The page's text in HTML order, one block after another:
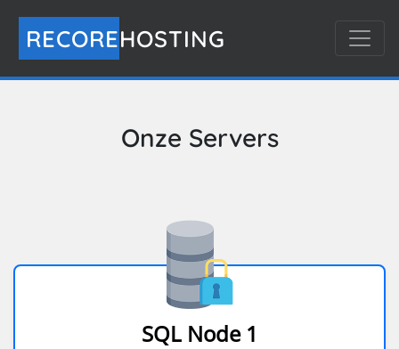
RECOREHOSTING
Onze Servers
SQL Node 1